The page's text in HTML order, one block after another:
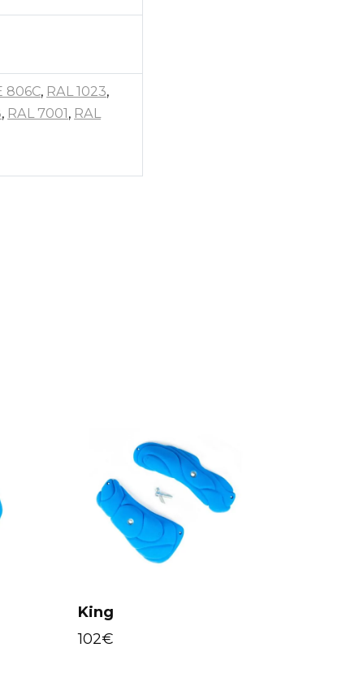
806C, RAL 1023,
, RAL 7001, RAL
King
102€